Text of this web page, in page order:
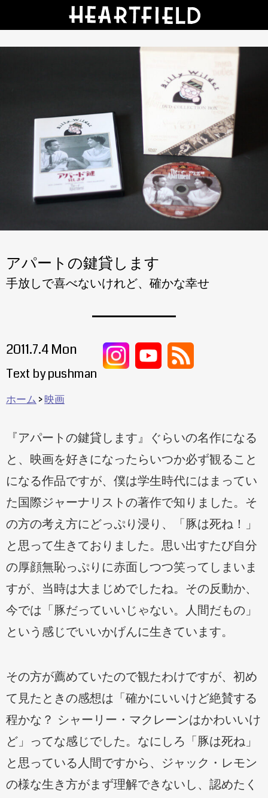
アパートの鍵貸します
手放しで喜べないけれど、確かな幸せ
『アパートの鍵貸します』ぐらいの名作になる
と、映画を好きになったらいつか必ず観ること
になる作品ですが、僕は学生時代にはまってい
た国際ジャーナリストの著作で知りました。そ
の方の考え方にどっぷり浸り、「豚は死ね！」
と思って生きておりました。思い出すたび自分
の厚顔無恥っぷりに赤面しつつ笑ってしまいま
すが、当時は大まじめでしたね。その反動か、
今では「豚だっていいじゃない。人間だもの」
という感じでいいかげんに生きています。
その方が薦めていたので観たわけですが、初め
て見たときの感想は「確かにいいけど絶賛する
程かな？ シャーリー・マクレーンはかわいいけ
ど」ってな感じでした。なにしろ「豚は死ね」
と思っている人間ですから、ジャック・レモン
の様な生き方がまず理解できないし、認めたく
2011.7.4 Mon
Text by pushman
ホーム 映画